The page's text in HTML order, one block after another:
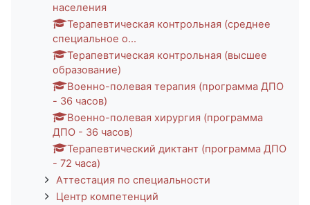
населения
Терапевтическая контрольная (среднее
специальное о...
Терапевтическая контрольная (высшее
образование)
Военно-полевая терапия (программа ДПО
- 36 часов)
Военно-полевая хирургия (программа
ДПО - 36 часов)
Терапевтический диктант (программа ДПО
- 72 часа)
Аттестация по специальности
Центр компетенций